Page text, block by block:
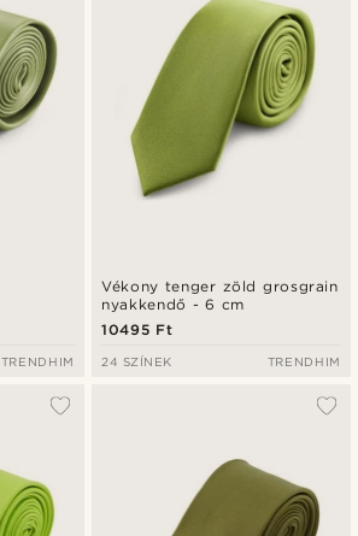
TRENDHIM
Vékony tenger zöld grosgrain
nyakkendő - 6 cm
10495 Ft
24 SZÍNEK TRENDHIM